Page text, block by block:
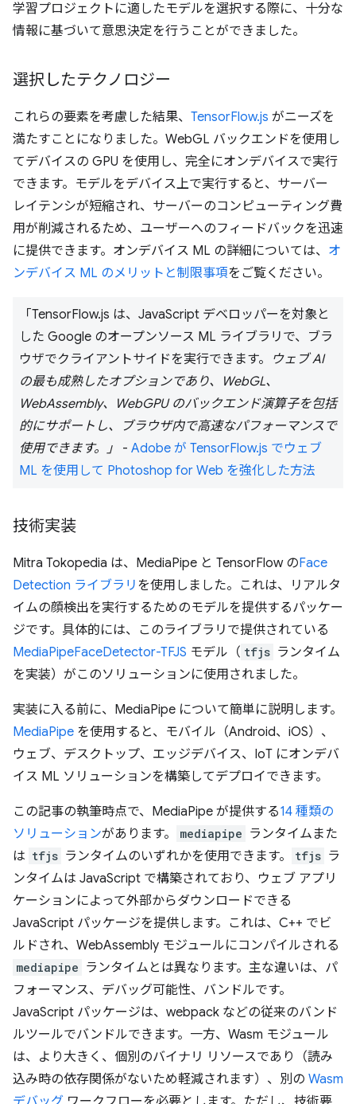
学習プロジェクトに適したモデルを選択する際に、十分な
情報に基づいて意思決定を行うことができました。
選択したテクノロジー
これらの要素を考慮した結果、 TensorFlow.js がニーズを
満たすことになりました。WebGL バックエンドを使用し
てデバイスの GPU を使用し、完全にオンデバイスで実行
できます。モデルをデバイス上で実行すると、サーバー
レイテンシが短縮され、サーバーのコンピューティング費
用が削減されるため、ユーザーへのフィードバックを迅速
に提供できます。オンデバイス ML の詳細については、 オ
ンデバイス ML のメリットと制限事項をご覧ください。
「TensorFlow.js は、JavaScript デベロッパーを対象と
した Google のオープンソース ML ライブラリで、ブラ
ウザでクライアントサイドを実行できます。
ウェブ AI
の最も成熟したオプションであり、WebGL、
WebAssembly、WebGPU のバックエンド演算子を包括
的にサポートし、ブラウザ内で高速なパフォーマンスで
使用できます。」
- Adobe が TensorFlow.js でウェブ
ML を使用して Photoshop for Web を強化した方法
技術実装
Mitra Tokopedia は、MediaPipe と TensorFlow のFace
Detection ライブラリ を使用しました。これは、リアルタ
イムの顔検出を実行するためのモデルを提供するパッケー
ジです。具体的には、このライブラリで提供されている
MediaPipeFaceDetector-TFJS モデル（ tfjs ランタイム
を実装）がこのソリューションに使用されました。
実装に入る前に、MediaPipe について簡単に説明します。
MediaPipe を使用すると、モバイル（Android、iOS）、
ウェブ、デスクトップ、エッジデバイス、IoT にオンデバ
イス ML ソリューションを構築してデプロイできます。
この記事の執筆時点で、MediaPipe が提供する14 種類の
ソリューションがあります。 mediapipe ランタイムまた
は tfjs ランタイムのいずれかを使用できます。 tfjs ラ
ンタイムは JavaScript で構築されており、ウェブ アプリ
ケーションによって外部からダウンロードできる
JavaScript パッケージを提供します。これは、C++ でビ
ルドされ、WebAssembly モジュールにコンパイルされる
mediapipe ランタイムとは異なります。主な違いは、パ
フォーマンス、デバッグ可能性、バンドルです。
JavaScript パッケージは、webpack などの従来のバンド
ルツールでバンドルできます。一方、Wasm モジュール
は、より大きく、個別のバイナリ リソースであり（読み
込み時の依存関係がないため軽減されます）、別の Wasm